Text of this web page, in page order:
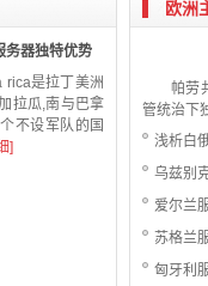
务器独特优势
rica是拉丁美洲
拉瓜,南与巴拿
不设军队的国
]
欧洲
帕劳
管统治下
浅析白
乌兹别
爱尔兰
苏格兰
匈牙利